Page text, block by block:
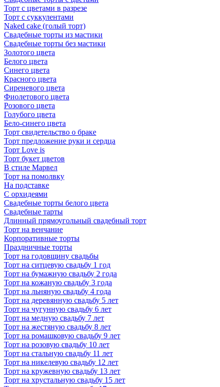
Торт с цветами в разрезе
Торт с суккулентами
Naked cake (голый торт)
Свадебные торты из мастики
Свадебные торты без мастики
Золотого цвета
Белого цвета
Синего цвета
Красного цвета
Сиреневого цвета
Фиолетового цвета
Розового цвета
Голубого цвета
Бело-синего цвета
Торт свидетельство о браке
Торт предложение руки и сердца
Торт Love is
Торт букет цветов
В стиле Марвел
Торт на помолвку
На подставке
С орхидеями
Свадебные торты белого цвета
Свадебные тарты
Длинный прямоугольный свадебный торт
Торт на венчание
Корпоративные торты
Праздничные торты
Торт на годовщину свадьбы
Торт на ситцевую свадьбу 1 год
Торт на бумажную свадьбу 2 года
Торт на кожаную свадьбу 3 года
Торт на льняную свадьбу 4 года
Торт на деревянную свадьбу 5 лет
Торт на чугунную свадьбу 6 лет
Торт на медную свадьбу 7 лет
Торт на жестяную свадьбу 8 лет
Торт на ромашковую свадьбу 9 лет
Торт на розовую свадьбу 10 лет
Торт на стальную свадьбу 11 лет
Торт на никелевую свадьбу 12 лет
Торт на кружевную свадьбу 13 лет
Торт на хрустальную свадьбу 15 лет